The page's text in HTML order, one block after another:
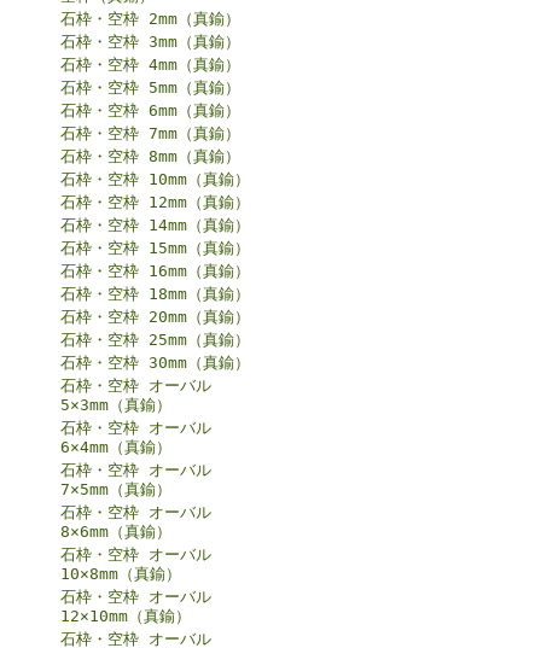
石枠・空枠 2mm（真鍮）
石枠・空枠 3mm（真鍮）
石枠・空枠 4mm（真鍮）
石枠・空枠 5mm（真鍮）
石枠・空枠 6mm（真鍮）
石枠・空枠 7mm（真鍮）
石枠・空枠 8mm（真鍮）
石枠・空枠 10mm（真鍮）
石枠・空枠 12mm（真鍮）
石枠・空枠 14mm（真鍮）
石枠・空枠 15mm（真鍮）
石枠・空枠 16mm（真鍮）
石枠・空枠 18mm（真鍮）
石枠・空枠 20mm（真鍮）
石枠・空枠 25mm（真鍮）
石枠・空枠 30mm（真鍮）
石枠・空枠 オーバル
5×3mm（真鍮）
石枠・空枠 オーバル
6×4mm（真鍮）
石枠・空枠 オーバル
7×5mm（真鍮）
石枠・空枠 オーバル
8×6mm（真鍮）
石枠・空枠 オーバル
10×8mm（真鍮）
石枠・空枠 オーバル
12×10mm（真鍮）
石枠・空枠 オーバル